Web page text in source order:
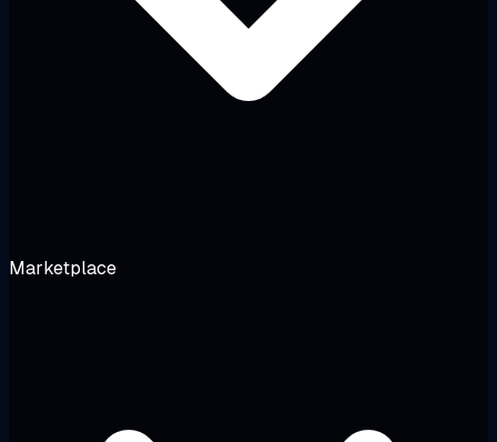
Marketplace